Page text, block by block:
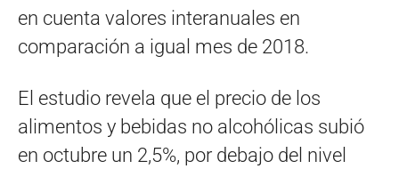
en cuenta valores interanuales en
comparación a igual mes de 2018.
El estudio revela que el precio de los
alimentos y bebidas no alcohólicas subió
en octubre un 2,5%, por debajo del nivel